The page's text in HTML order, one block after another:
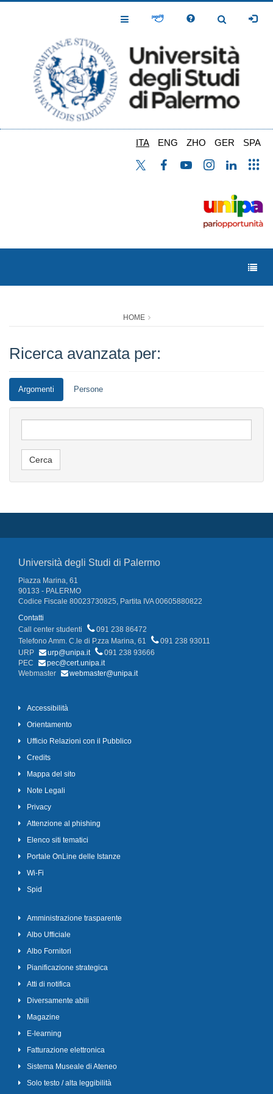
Toggle
Toggle
ITA ENG ZHO GER SPA
HOME
Ricerca avanzata per:
Argomenti Persone
Università degli Studi di Palermo
Piazza Marina, 61
90133 - PALERMO
Codice Fiscale 80023730825, Partita IVA 00605880822
Contatti
Call center studenti
091 238 86472
Telefono Amm. C.le di P.zza Marina, 61
091 238 93011
URP
urp@unipa.it
091 238 93666
PEC
pec@cert.unipa.it
Webmaster
webmaster@unipa.it
Accessibilità
Orientamento
Ufficio Relazioni con il Pubblico
Credits
Mappa del sito
Note Legali
Privacy
Attenzione al phishing
Elenco siti tematici
Portale OnLine delle Istanze
Wi-Fi
Spid
Amministrazione trasparente
Albo Ufficiale
Albo Fornitori
Pianificazione strategica
Atti di notifica
Diversamente abili
Magazine
E-learning
Fatturazione elettronica
Sistema Museale di Ateneo
Solo testo / alta leggibilità